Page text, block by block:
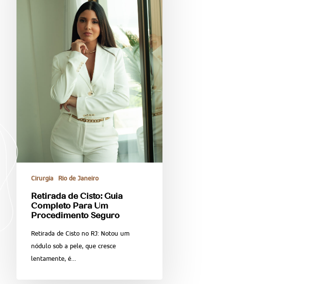
Cirurgia Rio de Janeiro
Retirada de Cisto: Guia
Completo Para Um
Procedimento Seguro
Retirada de Cisto no RJ: Notou um
nódulo sob a pele, que cresce
lentamente, é…